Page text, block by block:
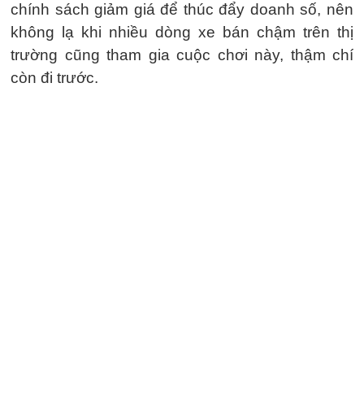
chính sách giảm giá để thúc đẩy doanh số, nên
không lạ khi nhiều dòng xe bán chậm trên thị
trường cũng tham gia cuộc chơi này, thậm chí
còn đi trước.